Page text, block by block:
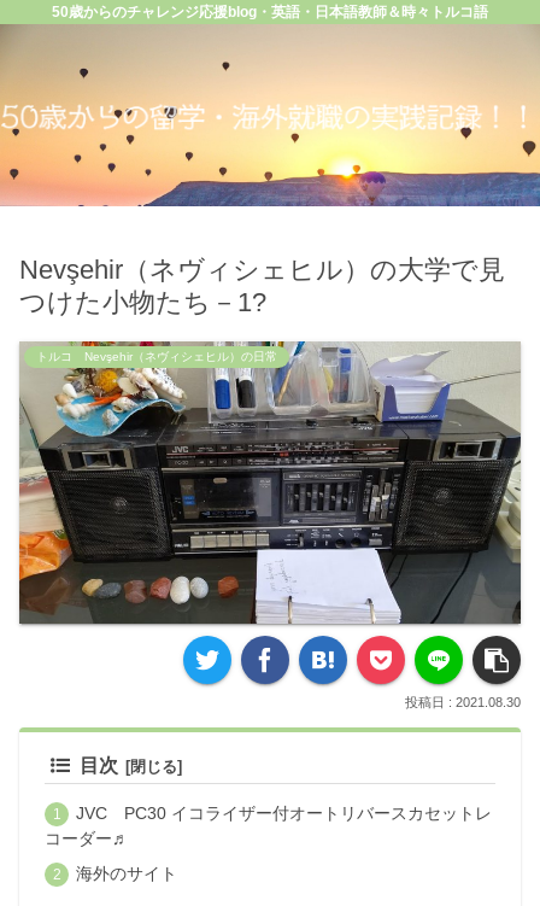
50歳からのチャレンジ応援blog・英語・日本語教師＆時々トルコ語
Nevşehir（ネヴィシェヒル）の大学で見
つけた小物たち－1?
トルコ Nevşehir（ネヴィシェヒル）の日常
2021.08.30
目次
JVC PC30 イコライザー付オートリバースカセットレ
コーダー♬
海外のサイト